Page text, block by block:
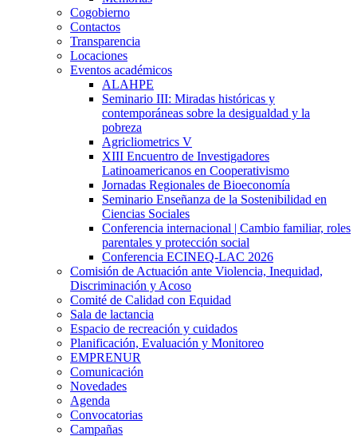
Cogobierno
Contactos
Transparencia
Locaciones
Eventos académicos
ALAHPE
Seminario III: Miradas históricas y
contemporáneas sobre la desigualdad y la
pobreza
Agricliometrics V
XIII Encuentro de Investigadores
Latinoamericanos en Cooperativismo
Jornadas Regionales de Bioeconomía
Seminario Enseñanza de la Sostenibilidad en
Ciencias Sociales
Conferencia internacional | Cambio familiar, roles
parentales y protección social
Conferencia ECINEQ-LAC 2026
Comisión de Actuación ante Violencia, Inequidad,
Discriminación y Acoso
Comité de Calidad con Equidad
Sala de lactancia
Espacio de recreación y cuidados
Planificación, Evaluación y Monitoreo
EMPRENUR
Comunicación
Novedades
Agenda
Convocatorias
Campañas